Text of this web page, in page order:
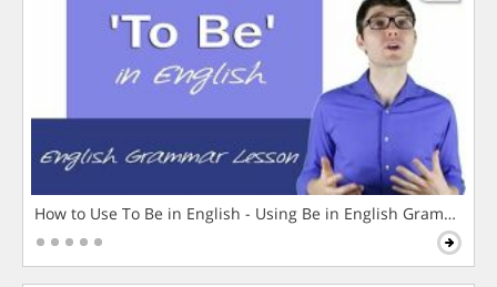
How to Use To Be in English - Using Be in English Grammar